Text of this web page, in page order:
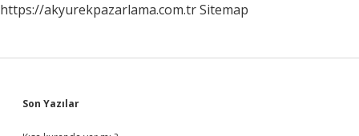
https://akyurekpazarlama.com.trSitemap
Sidebar
Son Yazılar